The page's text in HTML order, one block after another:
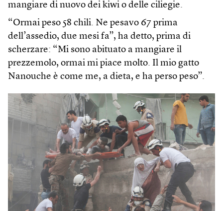
mangiare di nuovo dei kiwi o delle ciliegie.
“Ormai peso 58 chili. Ne pesavo 67 prima
dell’assedio, due mesi fa”, ha detto, prima di
scherzare: “Mi sono abituato a mangiare il
prezzemolo, ormai mi piace molto. Il mio gatto
Nanouche è come me, a dieta, e ha perso peso”.